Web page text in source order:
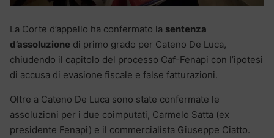
La Corte d’appello ha confermato la sentenza
d’assoluzione di primo grado per Cateno De Luca,
chiudendo il capitolo del processo Caf-Fenapi con l’ipotesi
di accusa di evasione fiscale e false fatturazioni.
Oltre a Cateno De Luca sono state confermate le
assoluzioni per i due coimputati, Carmelo Satta (ex
presidente Fenapi) e il commercialista Giuseppe Ciatto.